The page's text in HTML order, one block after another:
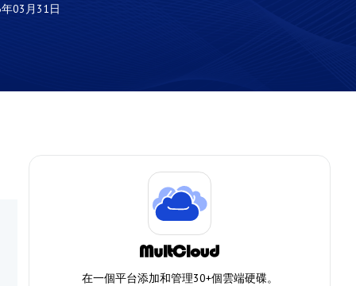
03月31日
在一個平台添加和管理30+個雲端硬碟。